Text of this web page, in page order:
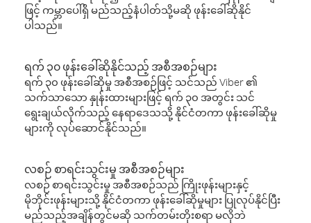
ဖြင့် ကမ္ဘာပေါ်ရှိ မည်သည့်နံပါတ်သို့မဆို ဖုန်းခေါ်ဆိုနိုင်
ပါသည်။
ရက် ၃၀ ဖုန်းခေါ်ဆိုနိုင်သည့် အစီအစဉ်များ
ရက် ၃၀ ဖုန်းခေါ်ဆိုမှု အစီအစဉ်ဖြင့် သင်သည် Viber ၏
သက်သာသော နှုန်းထားများဖြင့် ရက် ၃၀ အတွင်း သင်
ရွေးချယ်လိုက်သည့် နေရာဒေသသို့ နိုင်ငံတကာ ဖုန်းခေါ်ဆိုမှု
များကို လုပ်ဆောင်နိုင်သည်။
လစဉ် စာရင်းသွင်းမှု အစီအစဉ်များ
လစဉ် စာရင်းသွင်းမှု အစီအစဉ်သည် ကြိုးဖုန်းများနှင့်
မိုဘိုင်းဖုန်းများသို့ နိုင်ငံတကာ ဖုန်းခေါ်ဆိုမှုများ ပြုလုပ်နိုင်ပြီး
မည်သည့်အချိန်တွင်မဆို သက်တမ်းတိုးစရာ မလိုဘဲ